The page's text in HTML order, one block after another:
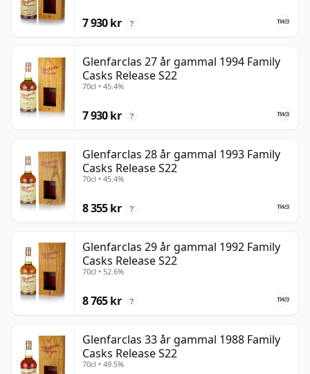
7 930 kr ?
Glenfarclas 27 år gammal 1994 Family
Casks Release S22
70cl • 45.4%
7 930 kr ?
Glenfarclas 28 år gammal 1993 Family
Casks Release S22
70cl • 45.4%
8 355 kr ?
Glenfarclas 29 år gammal 1992 Family
Casks Release S22
70cl • 52.6%
8 765 kr ?
Glenfarclas 33 år gammal 1988 Family
Casks Release S22
70cl • 49.5%